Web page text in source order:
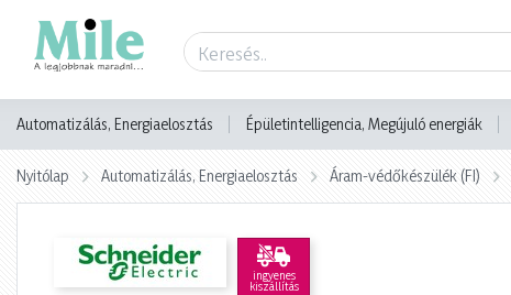
Automatizálás, Energiaelosztás Épületintelligencia, Megújuló energiák
Nyitólap Automatizálás, Energiaelosztás Áram-védőkészülék (FI)
ingyenes
kiszállítás
Termék adatlap